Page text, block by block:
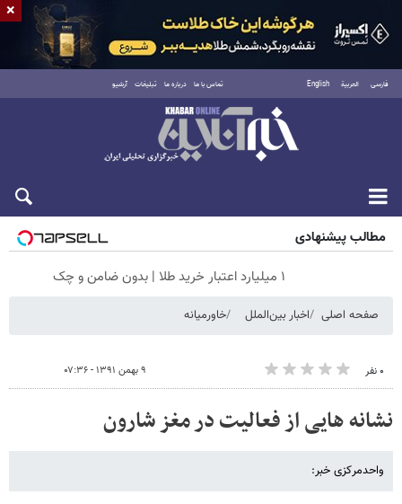
فارسی العربية English تماس با ما درباره ما تبلیغات آرشیو
جمعه ۱۶ مرداد ۱۴۰۵
مطالب پیشنهادی
۱ میلیارد اعتبار خرید طلا | بدون ضامن و چک
صفحه اصلی اخبار بین‌الملل خاورمیانه
۰ نفر ۹ بهمن ۱۳۹۱ - ۰۷:۳۶
نشانه هایی از فعالیت در مغز شارون
واحدمرکزی خبر:
×